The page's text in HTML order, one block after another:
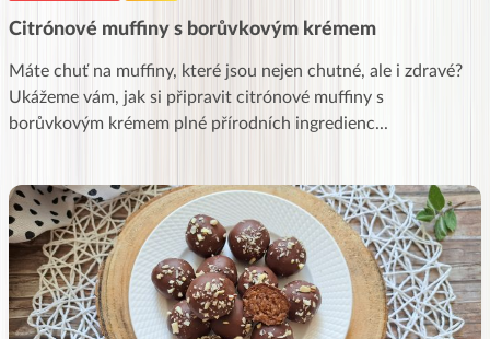
Citrónové muffiny s borůvkovým krémem
Máte chuť na muffiny, které jsou nejen chutné, ale i zdravé?
Ukážeme vám, jak si připravit citrónové muffiny s
borůvkovým krémem plné přírodních ingredienc...